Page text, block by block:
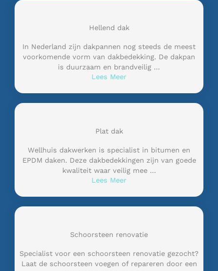
Hellend dak
In Nederland zijn dakpannen nog steeds de meest
voorkomende vorm van dakbedekking. De dakpan
is duurzaam en brandveilig …
Lees Meer
Plat dak
Wellhuis dakwerken is specialist in bitumen en
EPDM daken. Deze dakbedekkingen zijn van goede
kwaliteit waar veilig mee …
Lees Meer
Schoorsteen renovatie
Specialist voor een schoorsteen renovatie gezocht?
Laat de schoorsteen voegen of repareren door een